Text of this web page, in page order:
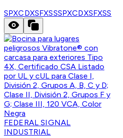
SPXCDXSFXSSSPXCDXSFXSS
FEDERAL SIGNAL
INDUSTRIAL